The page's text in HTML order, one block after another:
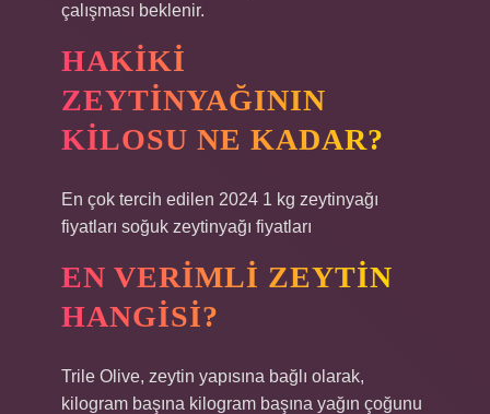
çalışması beklenir.
HAKIKI
ZEYTINYAĞININ
KILOSU NE KADAR?
En çok tercih edilen 2024 1 kg zeytinyağı
fiyatları soğuk zeytinyağı fiyatları
EN VERIMLI ZEYTIN
HANGISI?
Trile Olive, zeytin yapısına bağlı olarak,
kilogram başına kilogram başına yağın çoğunu